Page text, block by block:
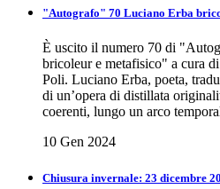
"Autografo" 70 Luciano Erba
È uscito il numero 70 di
bricoleur e metafisico" a cura
Poli. Luciano Erba, poeta,
di un’opera di distillata
coerenti, lungo un arco
10 Gen 2024
Chiusura invernale: 23 dicembre